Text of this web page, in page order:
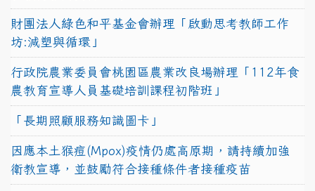
財團法人綠色和平基金會辦理「啟動思考教師工作
坊:減塑與循環」
行政院農業委員會桃園區農業改良場辦理「112年食
農教育宣導人員基礎培訓課程初階班」
「長期照顧服務知識圖卡」
因應本土猴痘(Mpox)疫情仍處高原期，請持續加強
衛教宣導，並鼓勵符合接種條件者接種疫苗